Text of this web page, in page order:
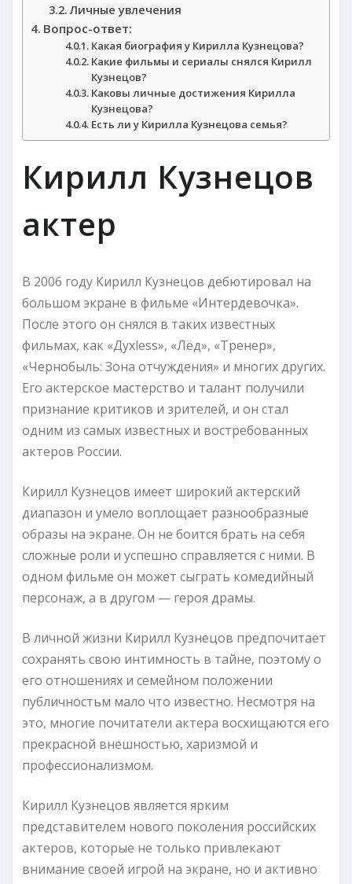
Личные увлечения
Вопрос-ответ:
Какая биография у Кирилла Кузнецова?
Какие фильмы и сериалы снялся Кирилл
Кузнецов?
Каковы личные достижения Кирилла
Кузнецова?
Есть ли у Кирилла Кузнецова семья?
Кирилл Кузнецов
актер
В 2006 году Кирилл Кузнецов дебютировал на
большом экране в фильме «Интердевочка».
После этого он снялся в таких известных
фильмах, как «Духless», «Лёд», «Тренер»,
«Чернобыль: Зона отчуждения» и многих других.
Его актерское мастерство и талант получили
признание критиков и зрителей, и он стал
одним из самых известных и востребованных
актеров России.
Кирилл Кузнецов имеет широкий актерский
диапазон и умело воплощает разнообразные
образы на экране. Он не боится брать на себя
сложные роли и успешно справляется с ними. В
одном фильме он может сыграть комедийный
персонаж, а в другом — героя драмы.
В личной жизни Кирилл Кузнецов предпочитает
сохранять свою интимность в тайне, поэтому о
его отношениях и семейном положении
публичностьм мало что известно. Несмотря на
это, многие почитатели актера восхищаются его
прекрасной внешностью, харизмой и
профессионализмом.
Кирилл Кузнецов является ярким
представителем нового поколения российских
актеров, которые не только привлекают
внимание своей игрой на экране, но и активно